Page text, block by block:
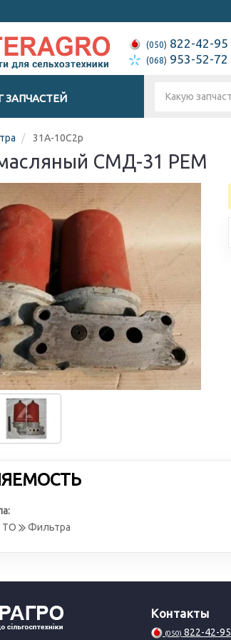
(050) 822-42-95
(068) 953-52-72
ЗАПЧАСТЕЙ
31А-10С2р
СМД-31 РЕМ
ТО
Фильтра
Контакты
(050) 822-42-95